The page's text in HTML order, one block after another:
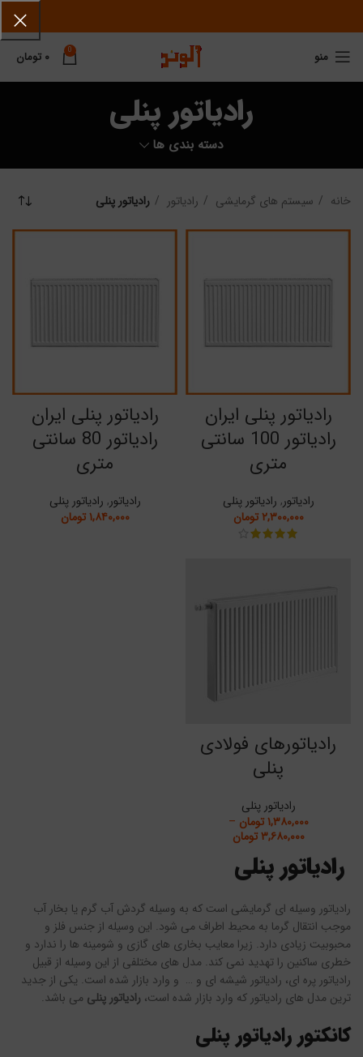
منو 0 ۰ تومان
رادیاتور پنلی
دسته بندی ها
خانه سیستم های گرمایشی رادیاتور رادیاتور پنلی
رادیاتور پنلی ایران
رادیاتور 100 سانتی
متری
رادیاتور, رادیاتور پنلی
۲,۳۰۰,۰۰۰ تومان
رادیاتور پنلی ایران
رادیاتور 80 سانتی
متری
رادیاتور, رادیاتور پنلی
۱,۸۴۰,۰۰۰ تومان
رادیاتورهای فولادی
پنلی
رادیاتور پنلی
۱,۳۸۰,۰۰۰ تومان –
۳,۶۸۰,۰۰۰ تومان
رادیاتور پنلی
رادیاتور وسیله ای گرمایشی است که به وسیله گردش آب گرم یا بخار آب
موجب انتقال گرما به محیط اطراف می شود. این وسیله از جنس فلز و
محبوبیت زیادی دارد. زیرا معایب بخاری های گازی و شومینه ها را ندارد و
خطری ساکنین را تهدید نمی کند. مدل های مختلفی از این وسیله از قبیل
رادیاتور پره ای، رادیاتور شیشه ای و … و وارد بازار شده است. یکی از جدید
ترین مدل های رادیاتور که وارد بازار شده است، رادیاتور پنلی می باشد.
کانکتور رادیاتور پنلی